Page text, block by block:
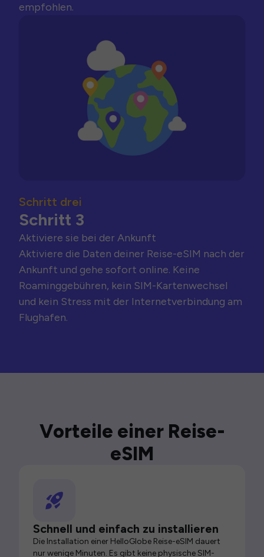
empfohlen.
Schritt drei
Schritt 3
Aktiviere sie bei der Ankunft
Aktiviere die Daten deiner Reise-eSIM nach der
Ankunft und gehe sofort online. Keine
Roaminggebühren, kein SIM-Kartenwechsel
und kein Stress mit der Internetverbindung am
Flughafen.
Vorteile einer Reise-
eSIM
Schnell und einfach zu installieren
Die Installation einer HelloGlobe Reise-eSIM dauert
nur wenige Minuten. Es gibt keine physische SIM-